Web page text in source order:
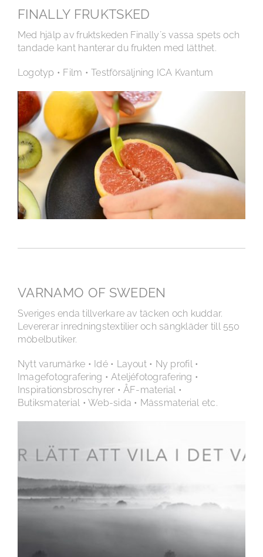
FINALLY FRUKTSKED
Med hjälp av fruktskeden Finally´s vassa spets och
tandade kant hanterar du frukten med lätthet.
Logotyp • Film • Testförsäljning ICA Kvantum
VARNAMO OF SWEDEN
Sveriges enda tillverkare av täcken och kuddar.
Levererar inredningstextilier och sängkläder till 550
möbelbutiker.
Nytt varumärke • Idé • Layout • Ny profil •
Imagefotografering • Ateljéfotografering •
Inspirationsbroschyrer • ÅF-material •
Butiksmaterial • Web-sida • Mässmaterial etc.